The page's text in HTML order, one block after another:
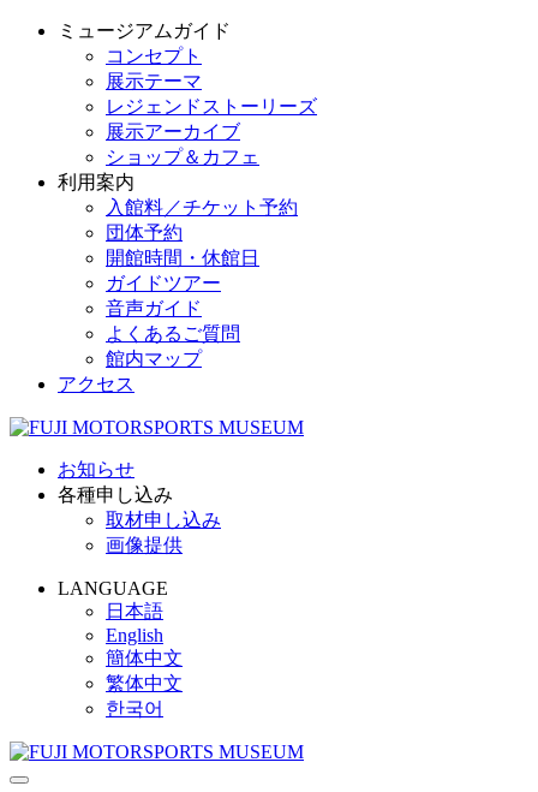
ミュージアムガイド
コンセプト
展示テーマ
レジェンドストーリーズ
展示アーカイブ
ショップ＆カフェ
利用案内
入館料／チケット予約
団体予約
開館時間・休館日
ガイドツアー
音声ガイド
よくあるご質問
館内マップ
アクセス
お知らせ
各種申し込み
取材申し込み
画像提供
LANGUAGE
日本語
English
簡体中文
繁体中文
한국어